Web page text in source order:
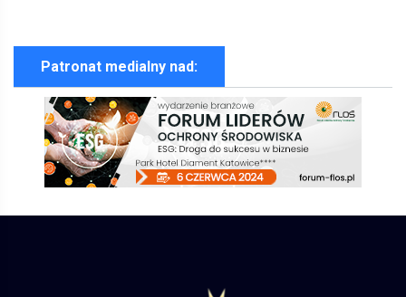
Patronat medialny nad: